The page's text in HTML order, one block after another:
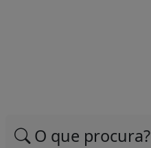
O que procura?